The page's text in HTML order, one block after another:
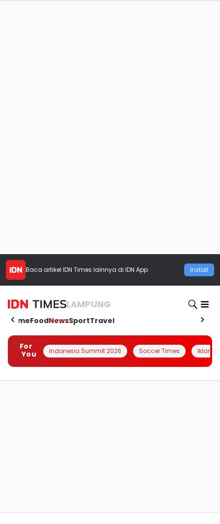
Baca artikel IDN Times lainnya di IDN App Install
LAMPUNG
HomeFoodNewsSportTravel
For
You
Indonesia Summit 2026 Soccer Times Iklanin